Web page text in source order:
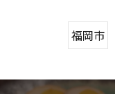
福岡市